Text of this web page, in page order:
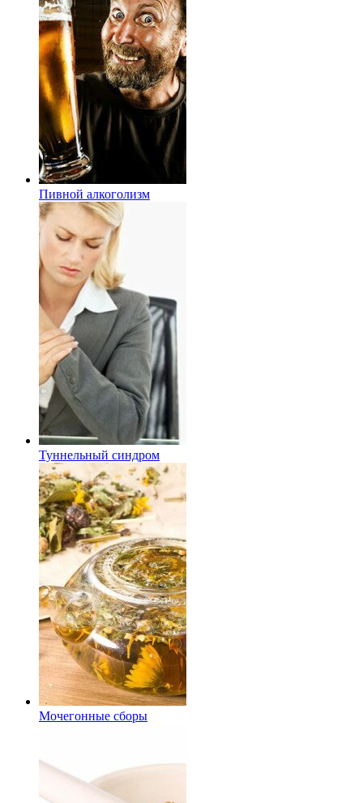
Пивной алкоголизм
Туннельный синдром
Мочегонные сборы